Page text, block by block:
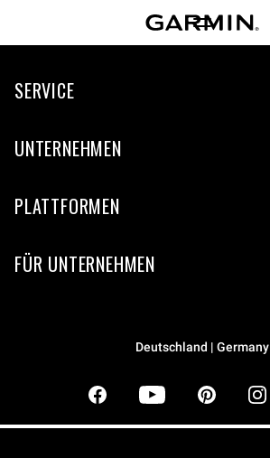
SERVICE
UNTERNEHMEN
PLATTFORMEN
FÜR UNTERNEHMEN
Deutschland | Germany